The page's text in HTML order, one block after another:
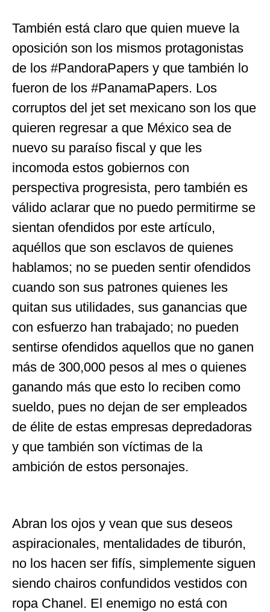
También está claro que quien mueve la
oposición son los mismos protagonistas
de los #PandoraPapers y que también lo
fueron de los #PanamaPapers. Los
corruptos del jet set mexicano son los que
quieren regresar a que México sea de
nuevo su paraíso fiscal y que les
incomoda estos gobiernos con
perspectiva progresista, pero también es
válido aclarar que no puedo permitirme se
sientan ofendidos por este artículo,
aquéllos que son esclavos de quienes
hablamos; no se pueden sentir ofendidos
cuando son sus patrones quienes les
quitan sus utilidades, sus ganancias que
con esfuerzo han trabajado; no pueden
sentirse ofendidos aquellos que no ganen
más de 300,000 pesos al mes o quienes
ganando más que esto lo reciben como
sueldo, pues no dejan de ser empleados
de élite de estas empresas depredadoras
y que también son víctimas de la
ambición de estos personajes.
Abran los ojos y vean que sus deseos
aspiracionales, mentalidades de tiburón,
no los hacen ser fifís, simplemente siguen
siendo chairos confundidos vestidos con
ropa Chanel. El enemigo no está con